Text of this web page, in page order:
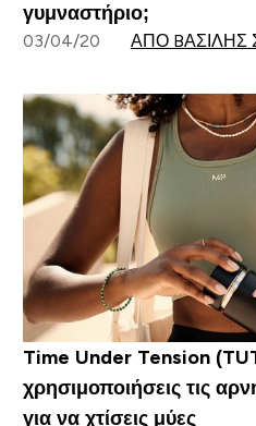
γυμναστήριο;
03/04/20 ΑΠΌ BΑΣΊΛΗΣ
Time Under Tension
χρησιμοποιήσεις τις
για να χτίσεις μύες